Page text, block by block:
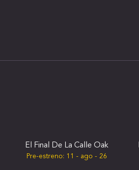
El Final De La Calle Oak
Pre-estreno: 11 - ago - 26